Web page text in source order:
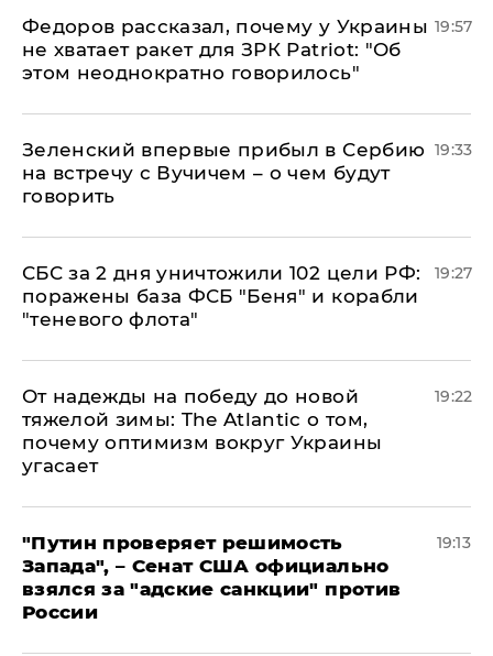
Федоров рассказал, почему у Украины
не хватает ракет для ЗРК Patriot: "Об
этом неоднократно говорилось"
19:57
Зеленский впервые прибыл в Сербию
на встречу с Вучичем – о чем будут
говорить
19:33
СБС за 2 дня уничтожили 102 цели РФ:
поражены база ФСБ "Беня" и корабли
"теневого флота"
19:27
От надежды на победу до новой
тяжелой зимы: The Atlantic о том,
почему оптимизм вокруг Украины
угасает
19:22
"Путин проверяет решимость
Запада", – Сенат США официально
взялся за "адские санкции" против
России
19:13